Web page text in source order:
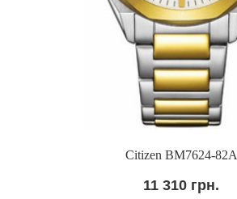
Citizen BM7624-82A
11 310 грн.